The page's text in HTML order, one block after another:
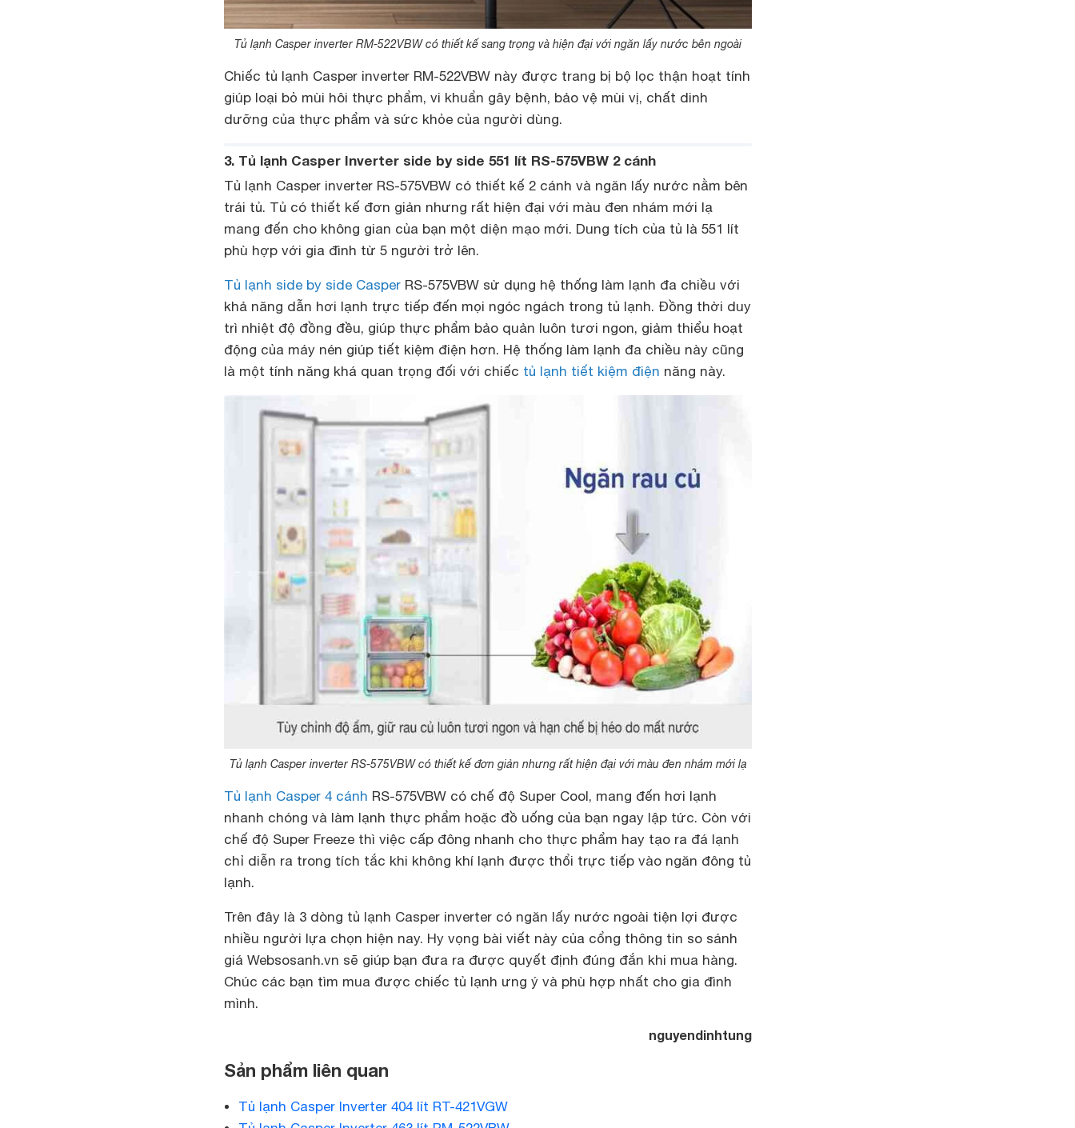
Tủ lạnh Casper inverter RM-522VBW có thiết kế sang trọng và hiện đại với ngăn lấy nước bên ngoài
Chiếc tủ lạnh Casper inverter RM-522VBW này được trang bị bộ lọc thận hoạt tính
giúp loại bỏ mùi hôi thực phẩm, vi khuẩn gây bệnh, bảo vệ mùi vị, chất dinh
dưỡng của thực phẩm và sức khỏe của người dùng.
3. Tủ lạnh Casper Inverter side by side 551 lít RS-575VBW 2 cánh
Tủ lạnh Casper inverter RS-575VBW có thiết kế 2 cánh và ngăn lấy nước nằm bên
trái tủ. Tủ có thiết kế đơn giản nhưng rất hiện đại với màu đen nhám mới lạ
mang đến cho không gian của bạn một diện mạo mới. Dung tích của tủ là 551 lít
phù hợp với gia đình từ 5 người trở lên.
Tủ lạnh side by side Casper RS-575VBW sử dụng hệ thống làm lạnh đa chiều với
khả năng dẫn hơi lạnh trực tiếp đến mọi ngóc ngách trong tủ lạnh. Đồng thời duy
trì nhiệt độ đồng đều, giúp thực phẩm bảo quản luôn tươi ngon, giảm thiểu hoạt
động của máy nén giúp tiết kiệm điện hơn. Hệ thống làm lạnh đa chiều này cũng
là một tính năng khá quan trọng đối với chiếc tủ lạnh tiết kiệm điện năng này.
Tủ lạnh Casper inverter RS-575VBW có thiết kế đơn giản nhưng rất hiện đại với màu đen nhám mới lạ
Tủ lạnh Casper 4 cánh RS-575VBW có chế độ Super Cool, mang đến hơi lạnh
nhanh chóng và làm lạnh thực phẩm hoặc đồ uống của bạn ngay lập tức. Còn với
chế độ Super Freeze thì việc cấp đông nhanh cho thực phẩm hay tạo ra đá lạnh
chỉ diễn ra trong tích tắc khi không khí lạnh được thổi trực tiếp vào ngăn đông tủ
lạnh.
Trên đây là 3 dòng tủ lạnh Casper inverter có ngăn lấy nước ngoài tiện lợi được
nhiều người lựa chọn hiện nay. Hy vọng bài viết này của cổng thông tin so sánh
giá Websosanh.vn sẽ giúp bạn đưa ra được quyết định đúng đắn khi mua hàng.
Chúc các bạn tìm mua được chiếc tủ lạnh ưng ý và phù hợp nhất cho gia đình
mình.
nguyendinhtung
Sản phẩm liên quan
Tủ lạnh Casper Inverter 404 lít RT-421VGW